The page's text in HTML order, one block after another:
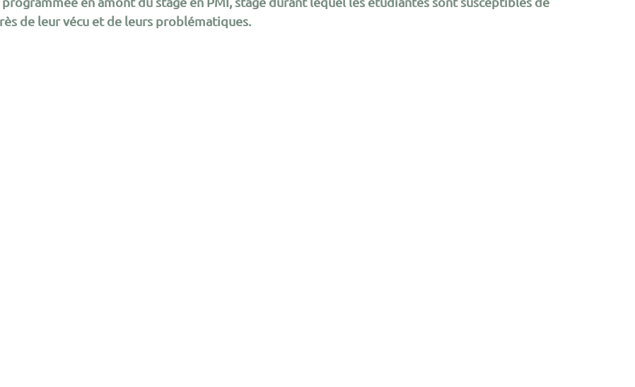
de leur vécu et de leurs problématiques.